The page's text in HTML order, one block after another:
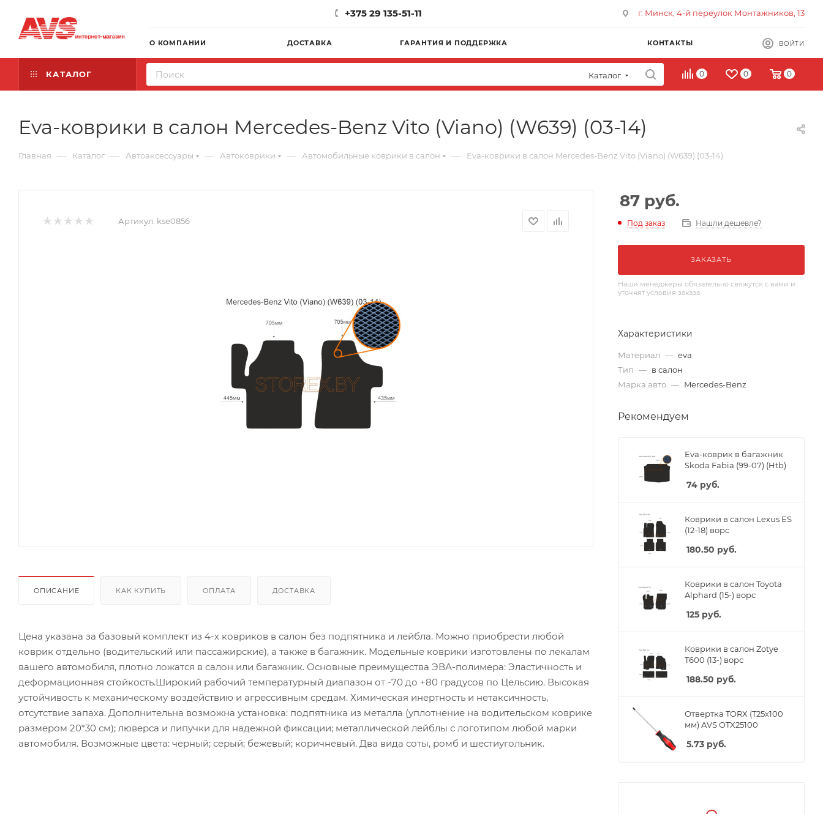
+375 29 135-51-11 г. Минск, 4-й переулок Монтажников, 13
О КОМПАНИИ ДОСТАВКА ГАРАНТИЯ И ПОДДЕРЖКА КОНТАКТЫ ВОЙТИ
КАТАЛОГ Каталог 0 0 0
Eva-коврики в салон Mercedes-Benz Vito (Viano) (W639) (03-14)
Главная — Каталог — Автоаксессуары — Автоковрики — Автомобильные коврики в салон — Eva-коврики в салон Mercedes-Benz Vito (Viano) (W639) (03-14)
Артикул: kse0856
ОПИСАНИЕ КАК КУПИТЬ ОПЛАТА ДОСТАВКА
Цена указана за базовый комплект из 4-х ковриков в салон без подпятника и лейбла. Можно приобрести любой
коврик отдельно (водительский или пассажирские), а также в багажник. Модельные коврики изготовлены по лекалам
вашего автомобиля, плотно ложатся в салон или багажник. Основные преимущества ЭВА-полимера: Эластичность и
деформационная стойкость.Широкий рабочий температурный диапазон от -70 до +80 градусов по Цельсию. Высокая
устойчивость к механическому воздействию и агрессивным средам. Химическая инертность и нетаксичность,
отсутствие запаха. Дополнительна возможна установка: подпятника из металла (уплотнение на водительском коврике
размером 20*30 см); люверса и липучки для надежной фиксации; металлической лейблы с логотипом любой марки
автомобиля. Возможные цвета: черный; серый; бежевый; коричневый. Два вида соты, ромб и шестиугольник.
87 руб.
Под заказ Нашли дешевле?
ЗАКАЗАТЬ
Наши менеджеры обязательно свяжутся с вами и
уточнят условия заказа
Характеристики
Материал — eva
Тип — в салон
Марка авто — Mercedes-Benz
Рекомендуем
Eva-коврик в багажник
Skoda Fabia (99-07) (Htb)
74 руб.
Коврики в салон Lexus ES
(12-18) ворс
180.50 руб.
Коврики в салон Toyota
Alphard (15-) ворс
125 руб.
Коврики в салон Zotye
T600 (13-) ворс
188.50 руб.
Отвертка TORX (T25x100
мм) AVS OTX25100
5.73 руб.